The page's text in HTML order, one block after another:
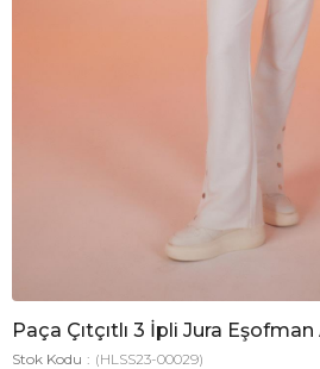
Paça Çıtçıtlı 3 İpli Jura Eşofman
Stok Kodu
(HLSS23-00029)